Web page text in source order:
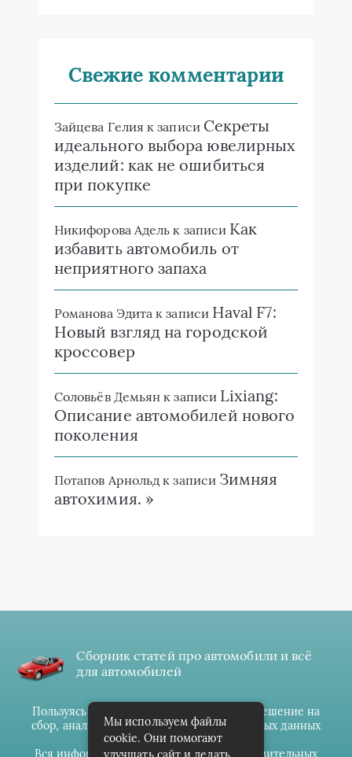
Свежие комментарии
Зайцева Гелия к записи Секреты
идеального выбора ювелирных
изделий: как не ошибиться
при покупке
Никифорова Адель к записи Как
избавить автомобиль от
неприятного запаха
Романова Эдита к записи Haval F7:
Новый взгляд на городской
кроссовер
Соловьёв Демьян к записи Lixiang:
Описание автомобилей нового
поколения
Потапов Арнольд к записи Зимняя
автохимия. »
Сборник статей про автомобили и всё
для автомобилей
Пользуясь данным ресурсом вы даёте разрешение на
сбор, анализ и хранение своих персональных данных
согласноПравилам
Вся информация предоставлена в ознакомительных
Мы используем файлы
cookie. Они помогают